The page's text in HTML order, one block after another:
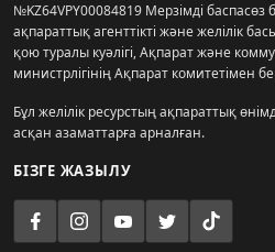
№KZ64VPY00084819 Мерзімді
ақпараттық агенттікті және желілік
қою туралы куәлігі, Ақпарат және
министрлігінің Ақпарат комитетімен
Бұл желілік ресурстың ақпараттық
асқан азаматтарға арналған.
БІЗГЕ ЖАЗЫЛУ